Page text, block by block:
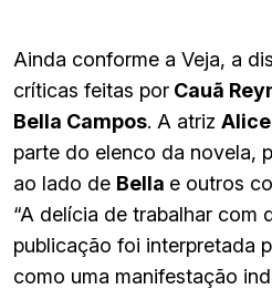
Ainda conforme a Veja, a
críticas feitas por Cauã
Bella Campos. A atriz
parte do elenco da novela,
ao lado de Bella e outros
“A delícia de trabalhar com
publicação foi interpretada
como uma manifestação